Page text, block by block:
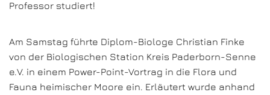
Professor studiert!
Am Samstag führte Diplom-Biologe Christian Finke
von der Biologischen Station Kreis Paderborn-Senne
e.V. in einem Power-Point-Vortrag in die Flora und
Fauna heimischer Moore ein. Erläutert wurde anhand